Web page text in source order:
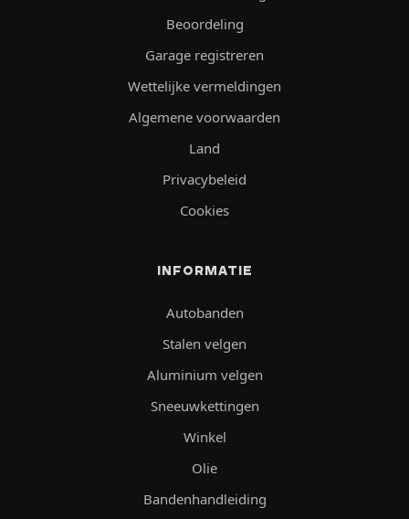
Beoordeling
Garage registreren
Wettelijke vermeldingen
Algemene voorwaarden
Land
Privacybeleid
Cookies
INFORMATIE
Autobanden
Stalen velgen
Aluminium velgen
Sneeuwkettingen
Winkel
Olie
Bandenhandleiding